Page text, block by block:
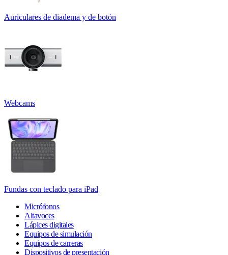
Auriculares de diadema y de botón
Webcams
Fundas con teclado para iPad
Micrófonos
Altavoces
Lápices digitales
Equipos de simulación
Equipos de carreras
Dispositivos de presentación